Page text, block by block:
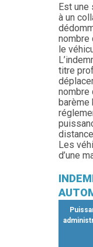
Est une
à un
nombre
le
titre
nombre
barème
Les
d’une